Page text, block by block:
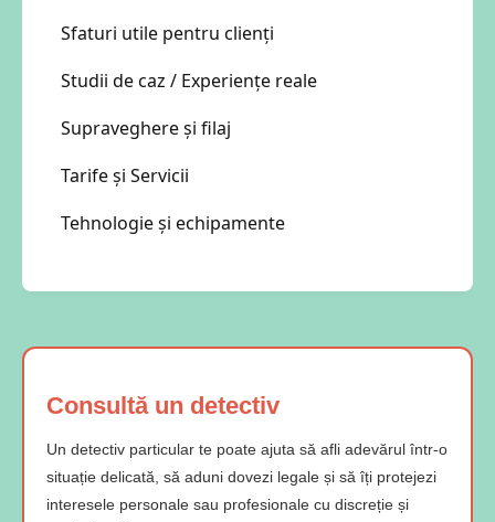
Sfaturi utile pentru clienți
Studii de caz / Experiențe reale
Supraveghere și filaj
Tarife și Servicii
Tehnologie și echipamente
Consultă un detectiv
Un detectiv particular te poate ajuta să afli adevărul într-o
situație delicată, să aduni dovezi legale și să îți protejezi
interesele personale sau profesionale cu discreție și